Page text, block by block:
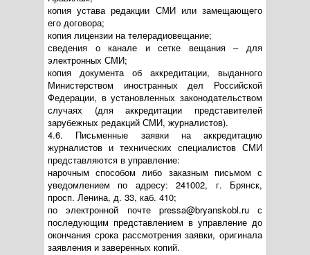
копия устава редакции СМИ или замещающего
его договора;
копия лицензии на телерадиовещание;
сведения о канале и сетке вещания – для
электронных СМИ;
копия документа об аккредитации, выданного
Министерством иностранных дел Российской
Федерации, в установленных законодательством
случаях (для аккредитации представителей
зарубежных редакций СМИ, журналистов).
4.6. Письменные заявки на аккредитацию
журналистов и технических специалистов СМИ
представляются в управление:
нарочным способом либо заказным письмом с
уведомлением по адресу: 241002, г. Брянск,
просп. Ленина, д. 33, каб. 410;
по электронной почте pressa@bryanskobl.ru с
последующим представлением в управление до
окончания срока рассмотрения заявки, оригинала
заявления и заверенных копий.